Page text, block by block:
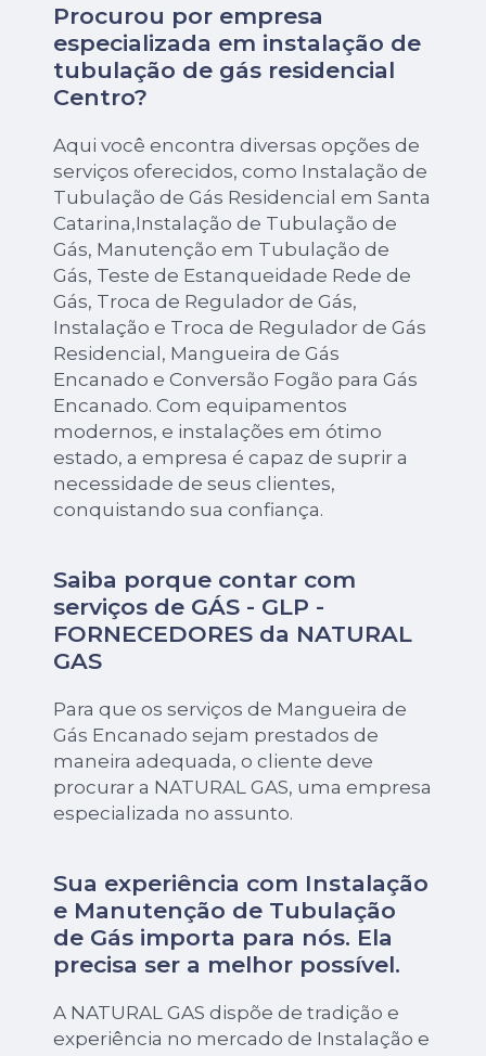
Procurou por empresa
especializada em instalação de
tubulação de gás residencial
Centro?
Aqui você encontra diversas opções de
serviços oferecidos, como Instalação de
Tubulação de Gás Residencial em Santa
Catarina,Instalação de Tubulação de
Gás, Manutenção em Tubulação de
Gás, Teste de Estanqueidade Rede de
Gás, Troca de Regulador de Gás,
Instalação e Troca de Regulador de Gás
Residencial, Mangueira de Gás
Encanado e Conversão Fogão para Gás
Encanado. Com equipamentos
modernos, e instalações em ótimo
estado, a empresa é capaz de suprir a
necessidade de seus clientes,
conquistando sua confiança.
Saiba porque contar com
serviços de GÁS - GLP -
FORNECEDORES da NATURAL
GAS
Para que os serviços de Mangueira de
Gás Encanado sejam prestados de
maneira adequada, o cliente deve
procurar a NATURAL GAS, uma empresa
especializada no assunto.
Sua experiência com Instalação
e Manutenção de Tubulação
de Gás importa para nós. Ela
precisa ser a melhor possível.
A NATURAL GAS dispõe de tradição e
experiência no mercado de Instalação e